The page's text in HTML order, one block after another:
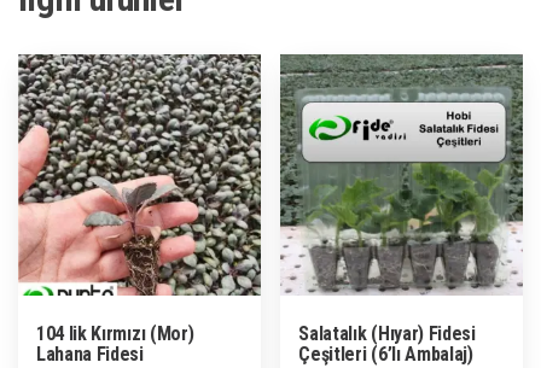
104 lik Kırmızı (Mor)
Lahana Fidesi
Salatalık (Hıyar) Fidesi
Çeşitleri (6’lı Ambalaj)